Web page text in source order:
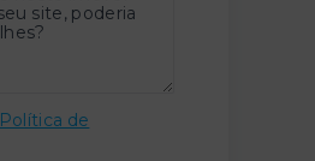
Política de